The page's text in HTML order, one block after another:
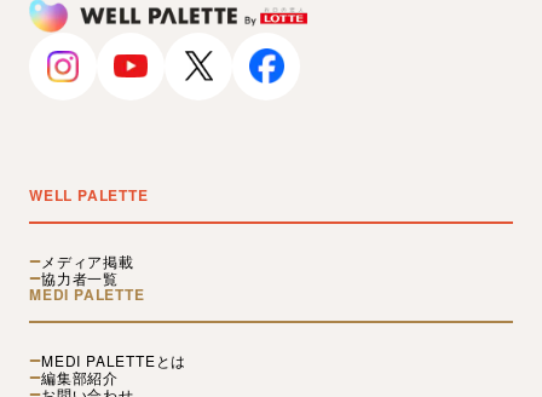
WELL PALETTE
メディア掲載
協力者一覧
MEDI PALETTE
MEDI PALETTEとは
編集部紹介